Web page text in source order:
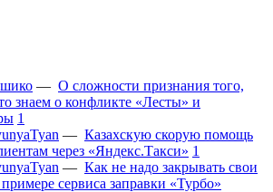
— О сложности признания того,
знаем о конфликте «Лесты» и
1
— Казахскую скорую помощь
через «Яндекс.Такси» 1
— Как не надо закрывать свои
сервиса заправки «Турбо»